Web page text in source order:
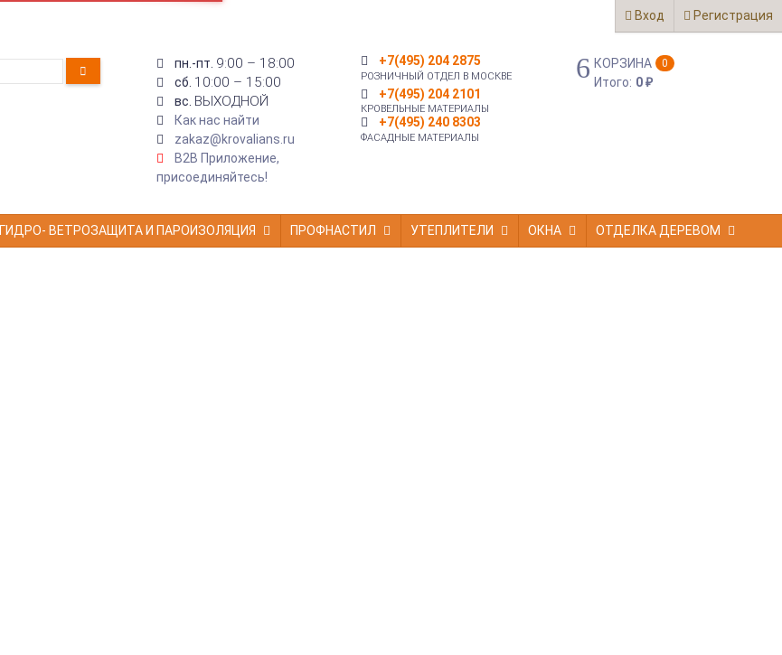
Вход Регистрация
пн.-пт. 9:00 – 18:00
сб. 10:00 – 15:00
вс. ВЫХОДНОЙ
Как нас найти
zakaz@krovalians.ru
B2B Приложение,
присоединяйтесь!
+7(495) 204 2875
РОЗНИЧНЫЙ ОТДЕЛ В МОСКВЕ
+7(495) 204 2101
КРОВЕЛЬНЫЕ МАТЕРИАЛЫ
+7(495) 240 8303
ФАСАДНЫЕ МАТЕРИАЛЫ
КОРЗИНА 0
Итого: 0₽
ГИДРО- ВЕТРОЗАЩИТА И ПАРОИЗОЛЯЦИЯ ПРОФНАСТИЛ УТЕПЛИТЕЛИ ОКНА ОТДЕЛКА ДЕРЕВОМ